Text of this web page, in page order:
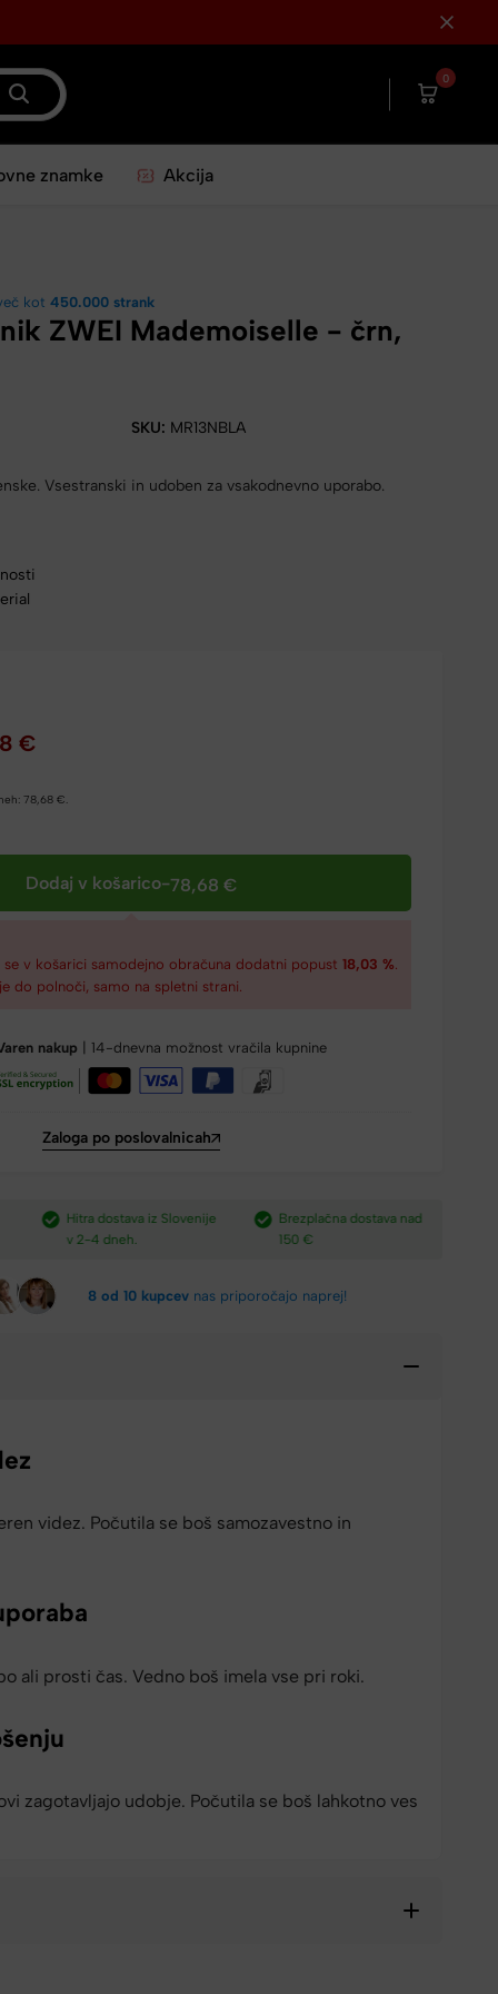
0
znamke Akcija
kot450.000 strank
ZWEI Mademoiselle - črn,
SKU: MR13NBLA
Vsestranski in udoben za vsakodnevno uporabo.
€
78,68€.
Dodaj v košarico-78,68 €
se v košarici samodejno obračuna dodatni popust18,03 %.
do polnoči, samo na spletni strani.
nakup | 14-dnevna možnost vračila kupnine
Zaloga po poslovalnicah
Brezplačna dostava nad
150 €​
Plačilo po povzetju,
preko paypal-a in kartic.​
8 od 10 kupcevnas priporočajo naprej!
videz. Počutila se boš samozavestno in
ali prosti čas. Vedno boš imela vse pri roki.
zagotavljajo udobje. Počutila se boš lahkotno ves